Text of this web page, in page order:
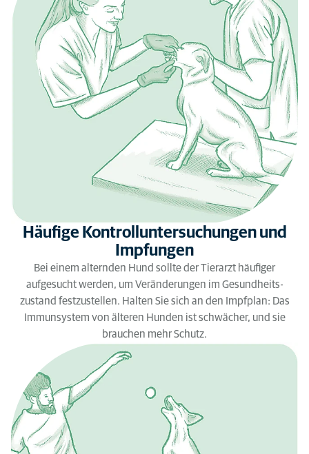
Häufige Kontrolluntersuchungen und
Impfungen
Bei einem alternden Hund sollte der Tierarzt häufiger
aufgesucht werden, um Veränderungen im Gesundheits-
zustand festzustellen. Halten Sie sich an den Impfplan: Das
Immunsystem von älteren Hunden ist schwächer, und sie
brauchen mehr Schutz.